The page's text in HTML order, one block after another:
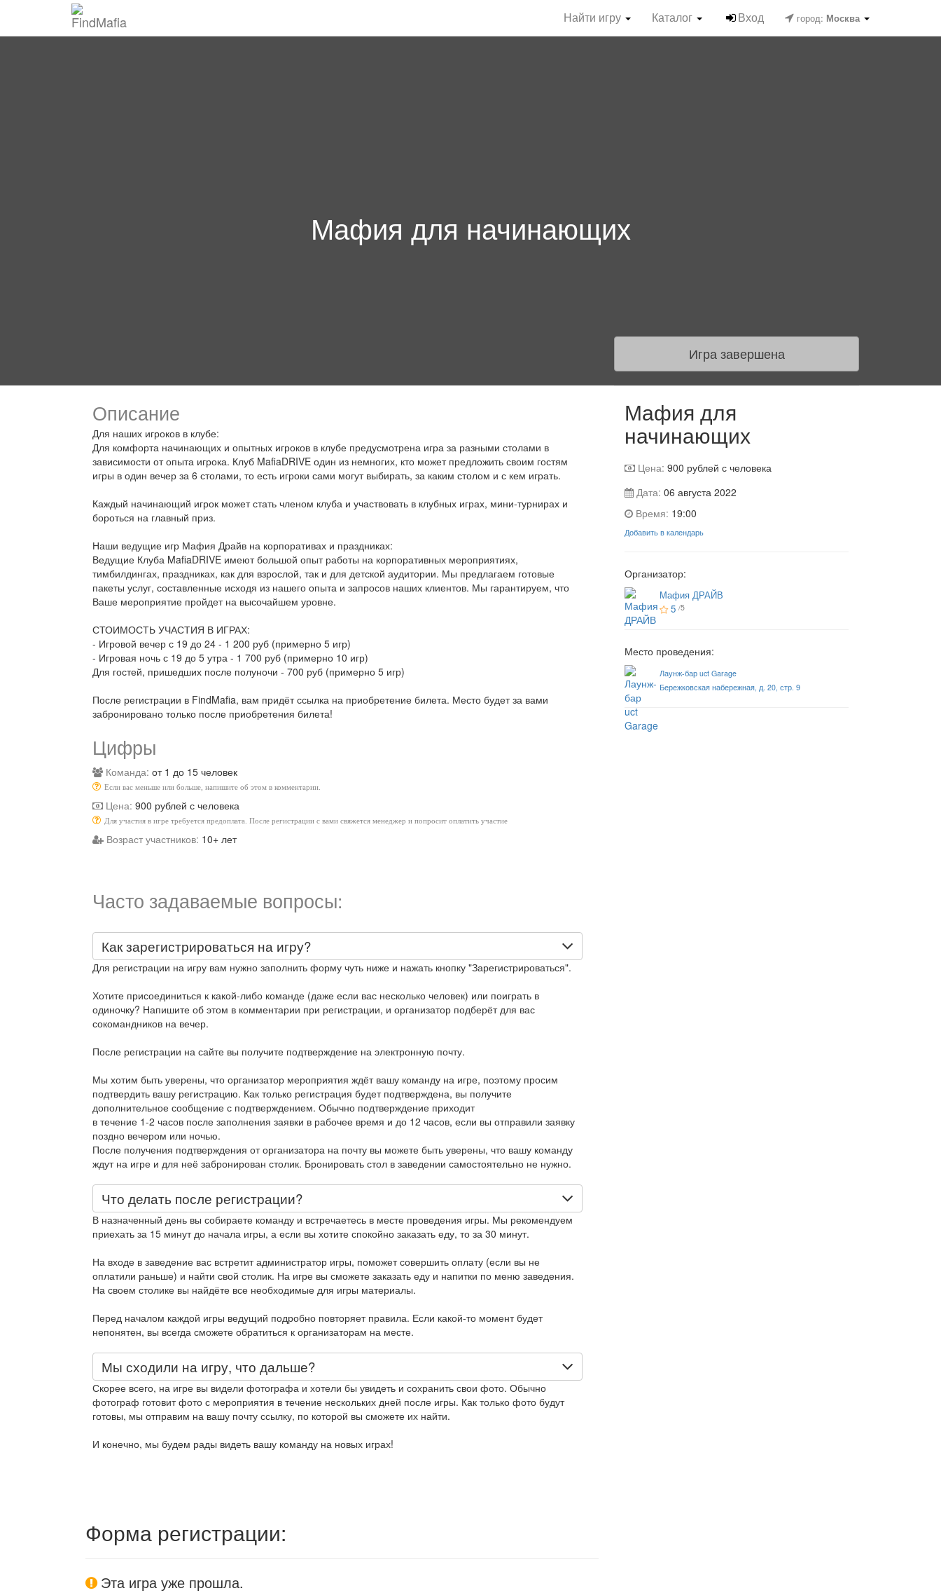
город: Москва
Найти игру Каталог Вход
Мафия для начинающих
Игра завершена
Мафия для
начинающих
Цена: 900 рублей с человека
Дата: 06 августа 2022
Время: 19:00
Добавить в календарь
Организатор:
Мафия ДРАЙВ
5 /5
Место проведения:
Лаунж-бар uct Garage
Бережковская набережная, д. 20, стр. 9
Описание
Для наших игроков в клубе:
Для комфорта начинающих и опытных игроков в клубе предусмотрена игра за разными столами в
зависимости от опыта игрока. Клуб MafiaDRIVE один из немногих, кто может предложить своим гостям
игры в один вечер за 6 столами, то есть игроки сами могут выбирать, за каким столом и с кем играть.
Каждый начинающий игрок может стать членом клуба и участвовать в клубных играх, мини-турнирах и
бороться на главный приз.
Наши ведущие игр Мафия Драйв на корпоративах и праздниках:
Ведущие Клуба MafiaDRIVE имеют большой опыт работы на корпоративных мероприятиях,
тимбилдингах, праздниках, как для взрослой, так и для детской аудитории. Мы предлагаем готовые
пакеты услуг, составленные исходя из нашего опыта и запросов наших клиентов. Мы гарантируем, что
Ваше мероприятие пройдет на высочайшем уровне.
СТОИМОСТЬ УЧАСТИЯ В ИГРАХ:
- Игровой вечер с 19 до 24 - 1 200 руб (примерно 5 игр)
- Игровая ночь с 19 до 5 утра - 1 700 руб (примерно 10 игр)
Для гостей, пришедших после полуночи - 700 руб (примерно 5 игр)
После регистрации в FindMafia, вам придёт ссылка на приобретение билета. Место будет за вами
забронировано только после приобретения билета!
Цифры
Команда: от 1 до 15 человек
Если вас меньше или больше, напишите об этом в комментарии.
Цена: 900 рублей с человека
Для участия в игре требуется предоплата. После регистрации с вами свяжется менеджер и попросит оплатить участие
Возраст участников: 10+ лет
Часто задаваемые вопросы:
Как зарегистрироваться на игру?
Для регистрации на игру вам нужно заполнить форму чуть ниже и нажать кнопку "Зарегистрироваться".
Хотите присоединиться к какой-либо команде (даже если вас несколько человек) или поиграть в
одиночку? Напишите об этом в комментарии при регистрации, и организатор подберёт для вас
сокомандников на вечер.
После регистрации на сайте вы получите подтверждение на электронную почту.
Мы хотим быть уверены, что организатор мероприятия ждёт вашу команду на игре, поэтому просим
подтвердить вашу регистрацию. Как только регистрация будет подтверждена, вы получите
дополнительное сообщение с подтверждением. Обычно подтверждение приходит
в течение 1-2 часов после заполнения заявки в рабочее время и до 12 часов, если вы отправили заявку
поздно вечером или ночью.
После получения подтверждения от организатора на почту вы можете быть уверены, что вашу команду
ждут на игре и для неё забронирован столик. Бронировать стол в заведении самостоятельно не нужно.
Что делать после регистрации?
В назначенный день вы собираете команду и встречаетесь в месте проведения игры. Мы рекомендуем
приехать за 15 минут до начала игры, а если вы хотите спокойно заказать еду, то за 30 минут.
На входе в заведение вас встретит администратор игры, поможет совершить оплату (если вы не
оплатили раньше) и найти свой столик. На игре вы сможете заказать еду и напитки по меню заведения.
На своем столике вы найдёте все необходимые для игры материалы.
Перед началом каждой игры ведущий подробно повторяет правила. Если какой-то момент будет
непонятен, вы всегда сможете обратиться к организаторам на месте.
Мы сходили на игру, что дальше?
Скорее всего, на игре вы видели фотографа и хотели бы увидеть и сохранить свои фото. Обычно
фотограф готовит фото с мероприятия в течение нескольких дней после игры. Как только фото будут
готовы, мы отправим на вашу почту ссылку, по которой вы сможете их найти.
И конечно, мы будем рады видеть вашу команду на новых играх!
Форма регистрации:
Эта игра уже прошла.